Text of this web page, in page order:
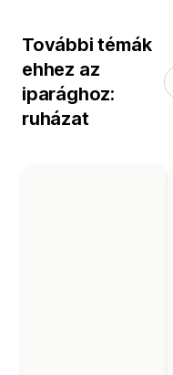
További témák
ehhez az
iparághoz:
ruházat